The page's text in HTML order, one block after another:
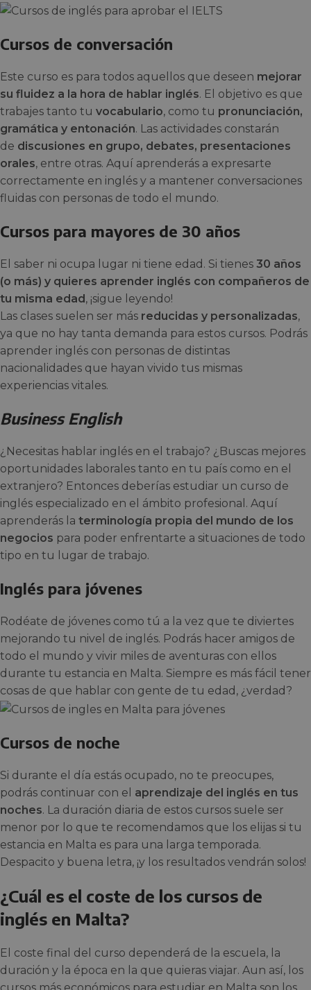
Cursos de conversación
Este curso es para todos aquellos que deseen mejorar
su fluidez a la hora de hablar inglés. El objetivo es que
trabajes tanto tu vocabulario, como tu pronunciación,
gramática y entonación. Las actividades constarán
de discusiones en grupo, debates, presentaciones
orales, entre otras. Aquí aprenderás a expresarte
correctamente en inglés y a mantener conversaciones
fluidas con personas de todo el mundo.
Cursos para mayores de 30 años
El saber ni ocupa lugar ni tiene edad. Si tienes 30 años
(o más) y quieres aprender inglés con compañeros de
tu misma edad , ¡sigue leyendo!
Las clases suelen ser más reducidas y personalizadas,
ya que no hay tanta demanda para estos cursos. Podrás
aprender inglés con personas de distintas
nacionalidades que hayan vivido tus mismas
experiencias vitales.
Business English
¿Necesitas hablar inglés en el trabajo? ¿Buscas mejores
oportunidades laborales tanto en tu país como en el
extranjero? Entonces deberías estudiar un curso de
inglés especializado en el ámbito profesional. Aquí
aprenderás la terminología propia del mundo de los
negocios para poder enfrentarte a situaciones de todo
tipo en tu lugar de trabajo.
Inglés para jóvenes
Rodéate de jóvenes como tú a la vez que te diviertes
mejorando tu nivel de inglés. Podrás hacer amigos de
todo el mundo y vivir miles de aventuras con ellos
durante tu estancia en Malta. Siempre es más fácil tener
cosas de que hablar con gente de tu edad, ¿verdad?
Cursos de noche
Si durante el día estás ocupado, no te preocupes,
podrás continuar con el aprendizaje del inglés en tus
noches. La duración diaria de estos cursos suele ser
menor por lo que te recomendamos que los elijas si tu
estancia en Malta es para una larga temporada.
Despacito y buena letra, ¡y los resultados vendrán solos!
¿Cuál es el coste de los cursos de
inglés en Malta?
El coste final del curso dependerá de la escuela, la
duración y la época en la que quieras viajar. Aun así, los
cursos más económicos para estudiar en Malta son los